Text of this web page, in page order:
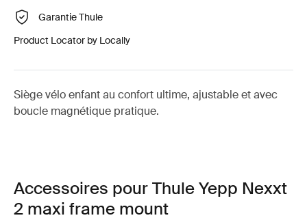
Garantie Thule
Product Locator by Locally
Siège vélo enfant au confort ultime, ajustable et avec
boucle magnétique pratique.
Accessoires pour Thule Yepp Nexxt
2 maxi frame mount